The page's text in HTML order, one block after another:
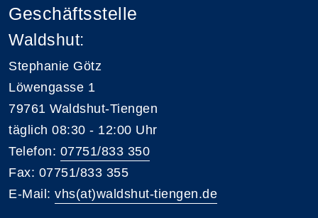
Geschäftsstelle
Waldshut:
Stephanie Götz
Löwengasse 1
79761 Waldshut-Tiengen
täglich 08:30 - 12:00 Uhr
Telefon: 07751/833 350
Fax: 07751/833 355
E-Mail: vhs(at)waldshut-tiengen.de